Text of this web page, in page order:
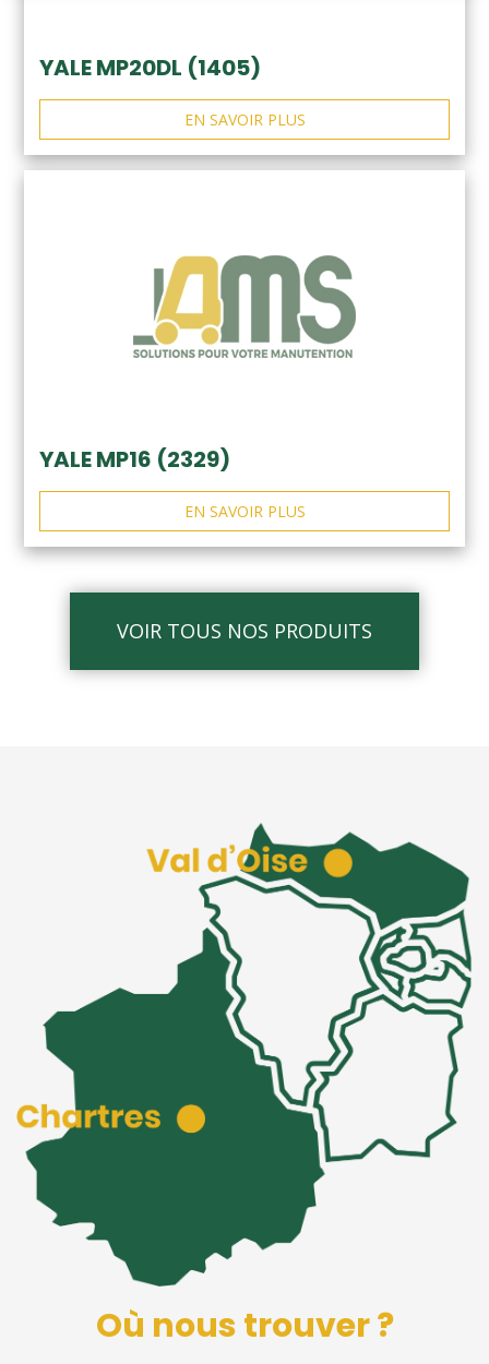
YALE MP20DL (1405)
EN SAVOIR PLUS
YALE MP16 (2329)
EN SAVOIR PLUS
VOIR TOUS NOS PRODUITS
Où nous trouver ?